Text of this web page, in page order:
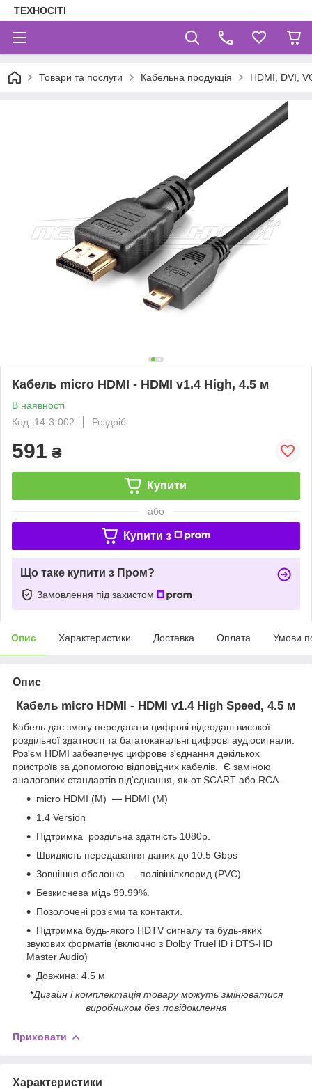
ТЕХНОСІТІ
Товари та послуги Кабельна продукція HDMI, DVI,
Кабель micro HDMI - HDMI v1.4 High, 4.5 м
В наявності
Код: 14-3-002
Роздріб
591 ₴
Купити
або
Купити з
Що таке купити з Пром?
Замовлення під захистом
Опис Характеристики Доставка Оплата Умови
Опис
Кабель micro HDMI - HDMI v1.4 High Speed, 4.5 м
Кабель дає змогу передавати цифрові відеодані високої
роздільної здатності та багатоканальні цифрові аудіосигнали.
Роз'єм HDMI забезпечує цифрове з'єднання декількох
пристроїв за допомогою відповідних кабелів. Є заміною
аналогових стандартів під'єднання, як-от SCART або RCA.
micro HDMI (M) — HDMI (M)
1.4 Version
Підтримка
роздільна здатність 1080p.
Швидкість передавання даних до 10.5 Gbps
Зовнішня оболонка — полівінілхлорид (PVC)
Безкиснева мідь 99.99%.
Позолочені роз'єми та контакти.
Підтримка будь-якого HDTV сигналу та будь-яких
звукових форматів (включно з Dolby TrueHD і DTS-HD
Master Audio)
Довжина: 4.5 м
*Дизайн і комплектація товару можуть змінюватися
виробником без повідомлення
Приховати
Характеристики